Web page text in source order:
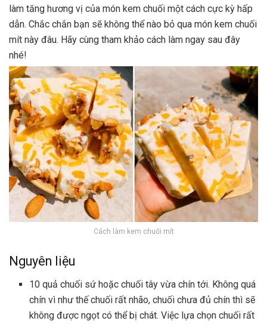
làm tăng hương vị của món kem chuối một cách cực kỳ hấp
dẫn. Chắc chắn bạn sẽ không thể nào bỏ qua món kem chuối
mít này đâu. Hãy cùng tham khảo cách làm ngay sau đây
nhé!
Cách làm kem chuối mít
Nguyên liệu
10 quả chuối sứ hoặc chuối tây vừa chín tới. Không quá
chín vì như thế chuối rất nhão, chuối chưa đủ chín thì sẽ
không được ngọt có thể bị chát. Việc lựa chọn chuối rất